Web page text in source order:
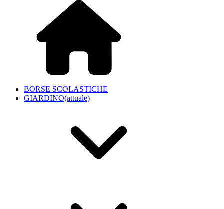
BORSE SCOLASTICHE
GIARDINO(attuale)